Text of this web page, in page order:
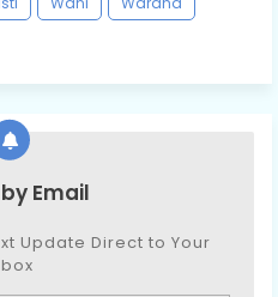
Email
Update Direct to Your